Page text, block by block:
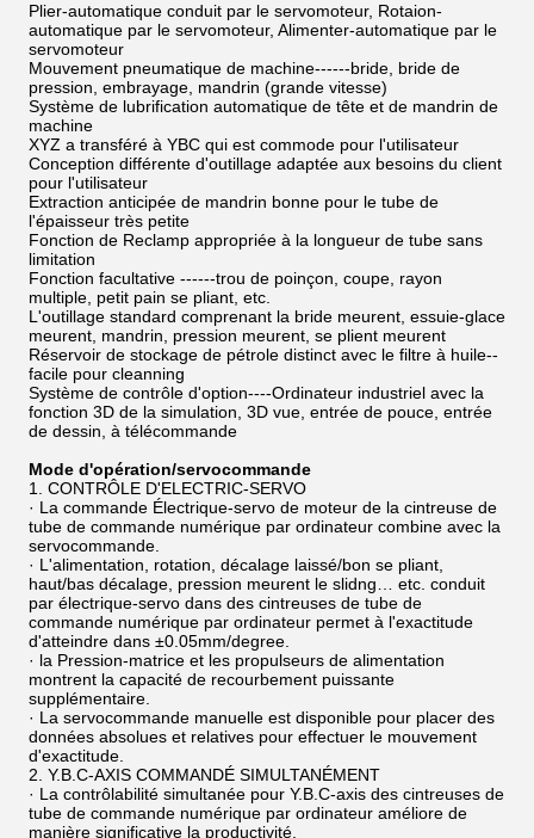
Plier-automatique conduit par le servomoteur, Rotaion-
automatique par le servomoteur, Alimenter-automatique par le
servomoteur
Mouvement pneumatique de machine------bride, bride de
pression, embrayage, mandrin (grande vitesse)
Système de lubrification automatique de tête et de mandrin de
machine
XYZ a transféré à YBC qui est commode pour l'utilisateur
Conception différente d'outillage adaptée aux besoins du client
pour l'utilisateur
Extraction anticipée de mandrin bonne pour le tube de
l'épaisseur très petite
Fonction de Reclamp appropriée à la longueur de tube sans
limitation
Fonction facultative ------trou de poinçon, coupe, rayon
multiple, petit pain se pliant, etc.
L'outillage standard comprenant la bride meurent, essuie-glace
meurent, mandrin, pression meurent, se plient meurent
Réservoir de stockage de pétrole distinct avec le filtre à huile--
facile pour cleanning
Système de contrôle d'option----Ordinateur industriel avec la
fonction 3D de la simulation, 3D vue, entrée de pouce, entrée
de dessin, à télécommande
Mode d'opération/servocommande
1. CONTRÔLE D'ELECTRIC-SERVO
· La commande Électrique-servo de moteur de la cintreuse de
tube de commande numérique par ordinateur combine avec la
servocommande.
· L'alimentation, rotation, décalage laissé/bon se pliant,
haut/bas décalage, pression meurent le slidng… etc. conduit
par électrique-servo dans des cintreuses de tube de
commande numérique par ordinateur permet à l'exactitude
d'atteindre dans ±0.05mm/degree.
· la Pression-matrice et les propulseurs de alimentation
montrent la capacité de recourbement puissante
supplémentaire.
· La servocommande manuelle est disponible pour placer des
données absolues et relatives pour effectuer le mouvement
d'exactitude.
2. Y.B.C-AXIS COMMANDÉ SIMULTANÉMENT
· La contrôlabilité simultanée pour Y.B.C-axis des cintreuses de
tube de commande numérique par ordinateur améliore de
manière significative la productivité.